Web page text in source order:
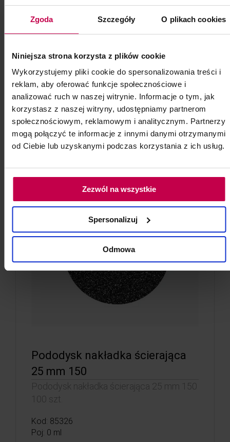
Zgoda Szczegóły O plikach cookies
Niniejsza strona korzysta z plików cookie
Wykorzystujemy pliki cookie do spersonalizowania treści i
reklam, aby oferować funkcje społecznościowe i
analizować ruch w naszej witrynie. Informacje o tym, jak
korzystasz z naszej witryny, udostępniamy partnerom
społecznościowym, reklamowym i analitycznym. Partnerzy
mogą połączyć te informacje z innymi danymi otrzymanymi
od Ciebie lub uzyskanymi podczas korzystania z ich usług.
Zezwól na wszystkie
Spersonalizuj
Odmowa
100 szt.
19, - zł
do koszyka
Pododysk nakładka ścierająca
25 mm 150
Pododysk nakładka ścierająca 25 mm 150
100 szt.
Kod: 85326
Poj: 0 ml